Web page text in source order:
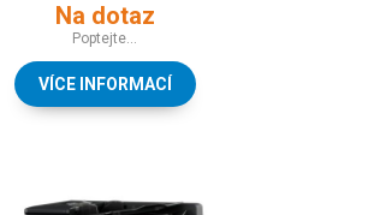
Na dotaz
Poptejte...
VÍCE INFORMACÍ